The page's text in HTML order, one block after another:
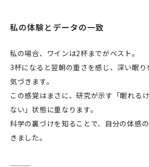
私の体験とデータの一致
私の場合、ワインは2杯までがベスト。
3杯になると翌朝の重さを感じ、深い眠り
気づきます。
この感覚はまさに、研究が示す「眠れる
ない」状態に重なります。
科学の裏づけを知ることで、自分の体感
きました。